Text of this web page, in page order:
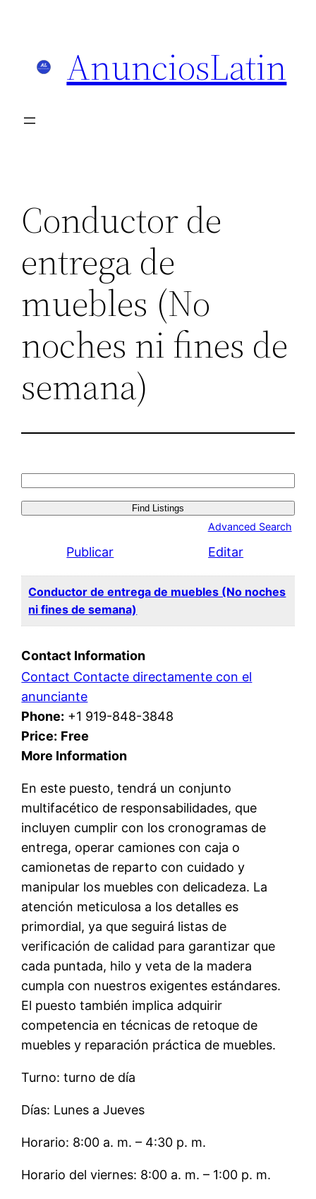
AnunciosLatin
Conductor de
entrega de
muebles (No
noches ni fines de
semana)
Search
for:
Advanced Search
Publicar Editar
Conductor de entrega de muebles (No noches
ni fines de semana)
Contact Information
Contact Contacte directamente con el
anunciante
Phone: +1 919-848-3848
Price: Free
More Information
En este puesto, tendrá un conjunto
multifacético de responsabilidades, que
incluyen cumplir con los cronogramas de
entrega, operar camiones con caja o
camionetas de reparto con cuidado y
manipular los muebles con delicadeza. La
atención meticulosa a los detalles es
primordial, ya que seguirá listas de
verificación de calidad para garantizar que
cada puntada, hilo y veta de la madera
cumpla con nuestros exigentes estándares.
El puesto también implica adquirir
competencia en técnicas de retoque de
muebles y reparación práctica de muebles.
Turno: turno de día
Días: Lunes a Jueves
Horario: 8:00 a. m. – 4:30 p. m.
Horario del viernes: 8:00 a. m. – 1:00 p. m.